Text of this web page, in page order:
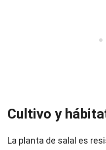
Cultivo y
La planta de salal es